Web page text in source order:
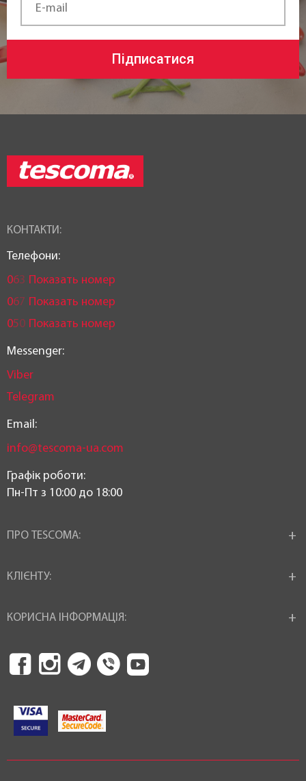
Підписатися
КОНТАКТИ:
Телефони:
063 Показать номер
067 Показать номер
050 Показать номер
Messenger:
Viber
Telegram
Email:
info@tescoma-ua.com
Графік роботи:
Пн-Пт з 10:00 до 18:00
ПРО TESCOMA:
КЛІЄНТУ:
КОРИСНА ІНФОРМАЦІЯ: